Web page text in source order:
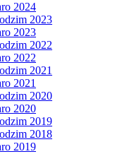
2024
2023
2023
2022
2022
2021
2021
2020
2020
2019
2018
2019